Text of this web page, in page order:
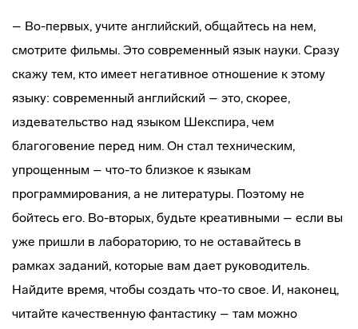
– Во-первых, учите английский, общайтесь на нем,
смотрите фильмы. Это современный язык науки. Сразу
скажу тем, кто имеет негативное отношение к этому
языку: современный английский – это, скорее,
издевательство над языком Шекспира, чем
благоговение перед ним. Он стал техническим,
упрощенным – что-то близкое к языкам
программирования, а не литературы. Поэтому не
бойтесь его. Во-вторых, будьте креативными – если вы
уже пришли в лабораторию, то не оставайтесь в
рамках заданий, которые вам дает руководитель.
Найдите время, чтобы создать что-то свое. И, наконец,
читайте качественную фантастику – там можно